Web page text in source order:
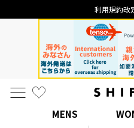
利用規約改
MENS